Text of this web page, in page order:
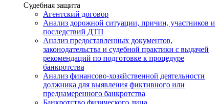
Услуги
Судебная защита
Агентский договор
Анализ дорожной ситуации, причин, участников и
последствий ДТП
Анализ предоставленных документов,
законодательства и судебной практики с выдачей
рекомендаций по подготовке к процедуре
банкротства
Анализ финансово-хозяйственной деятельности
должника для выявления фиктивного или
преднамеренного банкротства
Банкротство физического лица